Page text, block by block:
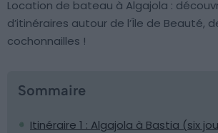
Location de bateau à Algajola :
d’itinéraires autour de l’Île de Beauté,
cochonnailles !
Sommaire
Itinéraire 1 : Algajola à Bastia (six